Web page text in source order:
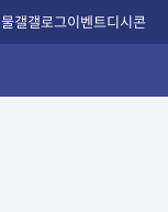
갤갤로그이벤트디시콘